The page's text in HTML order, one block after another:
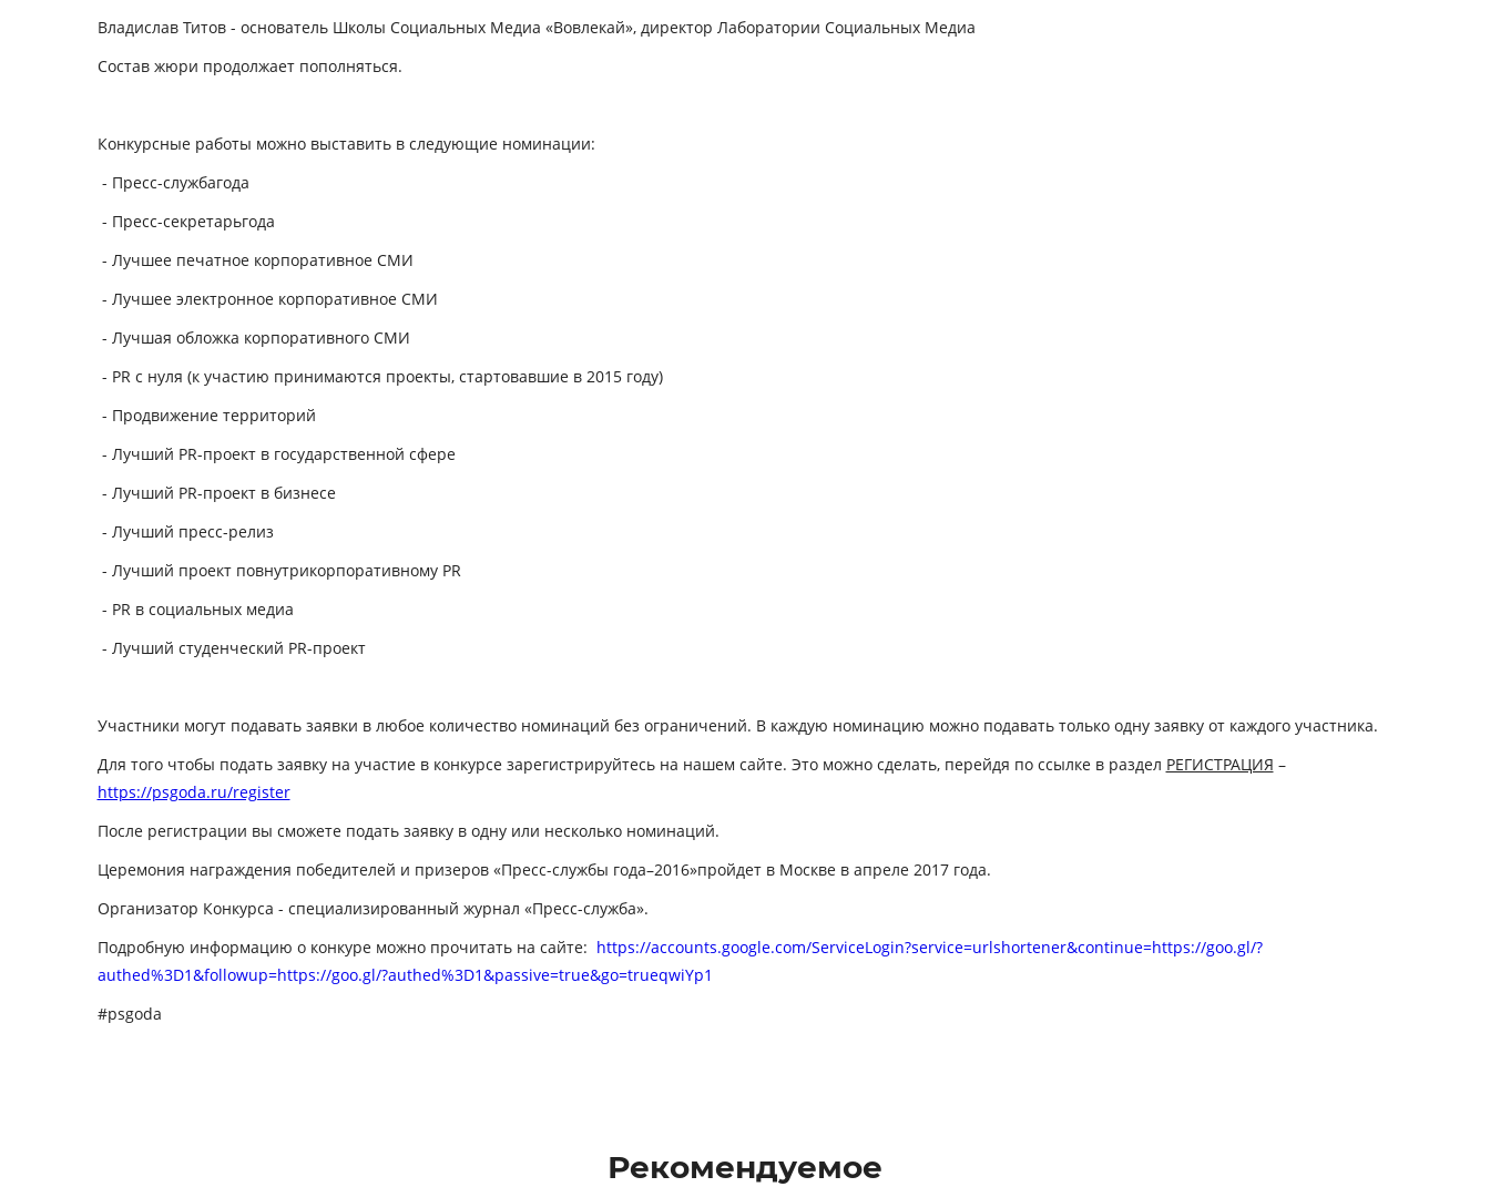
Владислав Титов - основатель Школы Социальных Медиа «Вовлекай», директор Лаборатории Социальных Медиа
Состав жюри продолжает пополняться.
Конкурсные работы можно выставить в следующие номинации:
- Пресс-службагода
- Пресс-секретарьгода
- Лучшее печатное корпоративное СМИ
- Лучшее электронное корпоративное СМИ
- Лучшая обложка корпоративного СМИ
- PR с нуля (к участию принимаются проекты, стартовавшие в 2015 году)
- Продвижение территорий
- Лучший PR-проект в государственной сфере
- Лучший PR-проект в бизнесе
- Лучший пресс-релиз
- Лучший проект повнутрикорпоративному PR
- PR в социальных медиа
- Лучший студенческий PR-проект
Участники могут подавать заявки в любое количество номинаций без ограничений. В каждую номинацию можно подавать только одну заявку от каждого участника.
Для того чтобы подать заявку на участие в конкурсе зарегистрируйтесь на нашем сайте. Это можно сделать, перейдя по ссылке в раздел РЕГИСТРАЦИЯ –
https://psgoda.ru/register
После регистрации вы сможете подать заявку в одну или несколько номинаций.
Церемония награждения победителей и призеров «Пресс-службы года–2016»пройдет в Москвев апреле 2017 года.
Организатор Конкурса - специализированный журнал «Пресс-служба».
Подробную информацию о конкуре можно прочитать на сайте: https://accounts.google.com/ServiceLogin?service=urlshortener&continue=https://goo.gl/?
authed%3D1&followup=https://goo.gl/?authed%3D1&passive=true&go=trueqwiYp1
#psgoda
Рекомендуемое